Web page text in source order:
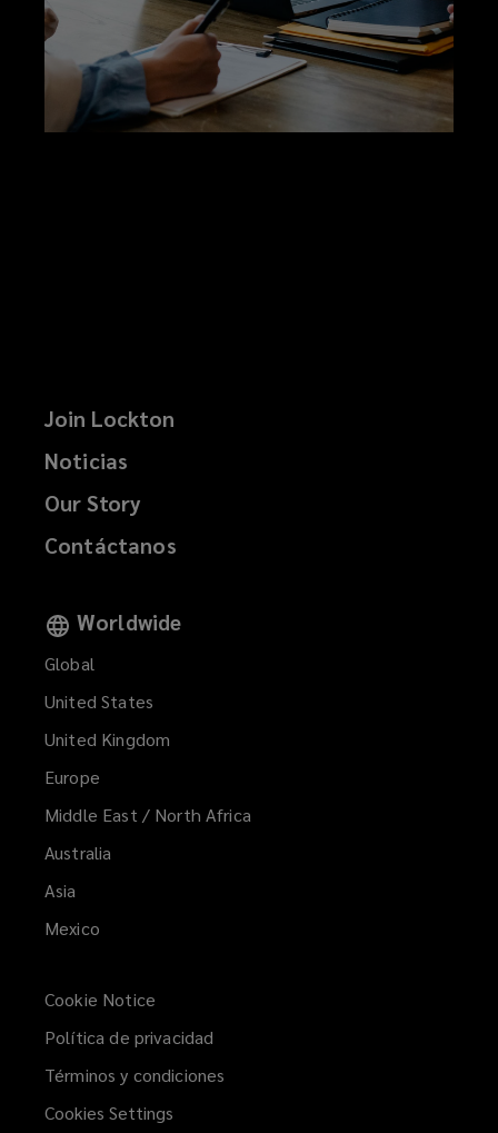
Join Lockton
Noticias
Our Story
Contáctanos
Worldwide
Global
United States
United Kingdom
Europe
Middle East / North Africa
Australia
Asia
Mexico
Cookie Notice
Política de privacidad
Términos y condiciones
Cookies Settings